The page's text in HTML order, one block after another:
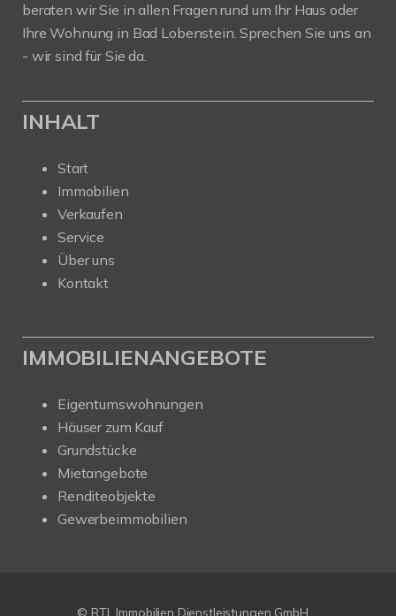
beraten wir Sie in allen Fragen rund um Ihr Haus oder
Ihre Wohnung in Bad Lobenstein. Sprechen Sie uns an
- wir sind für Sie da.
INHALT
Start
Immobilien
Verkaufen
Service
Über uns
Kontakt
IMMOBILIENANGEBOTE
Eigentumswohnungen
Häuser zum Kauf
Grundstücke
Mietangebote
Renditeobjekte
Gewerbeimmobilien
© RTL Immobilien Dienstleistungen GmbH